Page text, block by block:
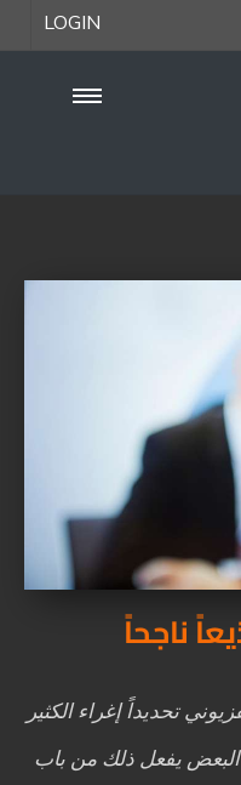
LOGIN
ناجحاً
تحديداً إغراء الكثير
البعض يفعل ذلك من باب